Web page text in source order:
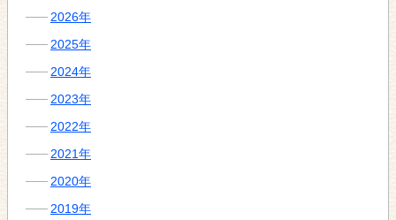
2026年
2025年
2024年
2023年
2022年
2021年
2020年
2019年